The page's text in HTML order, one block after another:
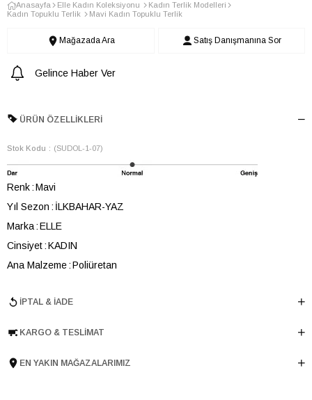
Anasayfa Elle Kadın Koleksiyonu
Kadın Terlik Modelleri
Kadın Topuklu Terlik
Mavi Kadın Topuklu Terlik
Mağazada Ara Satış Danışmanına Sor
Gelince Haber Ver
ÜRÜN ÖZELLIKLERI
Stok Kodu (SUDOL-1-07)
Renk Mavi
Yıl Sezon
İLKBAHAR-YAZ
Marka ELLE
Cinsiyet KADIN
Ana Malzeme Poliüretan
Taban Malzemesi
Menşei TURKIYE
İPTAL & İADE
KARGO & TESLIMAT
EN YAKIN MAĞAZALARIMIZ